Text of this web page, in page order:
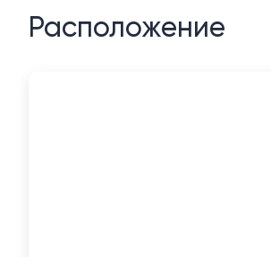
Расположение